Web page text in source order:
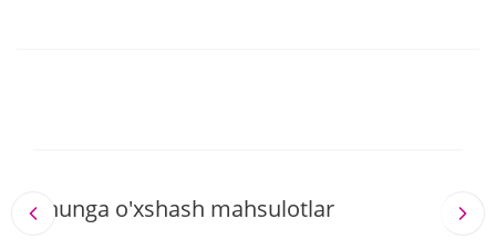
Shunga o'xshash mahsulotlar